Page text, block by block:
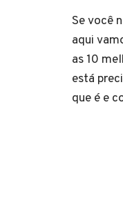
Se você
aqui
as 10
está
que é e